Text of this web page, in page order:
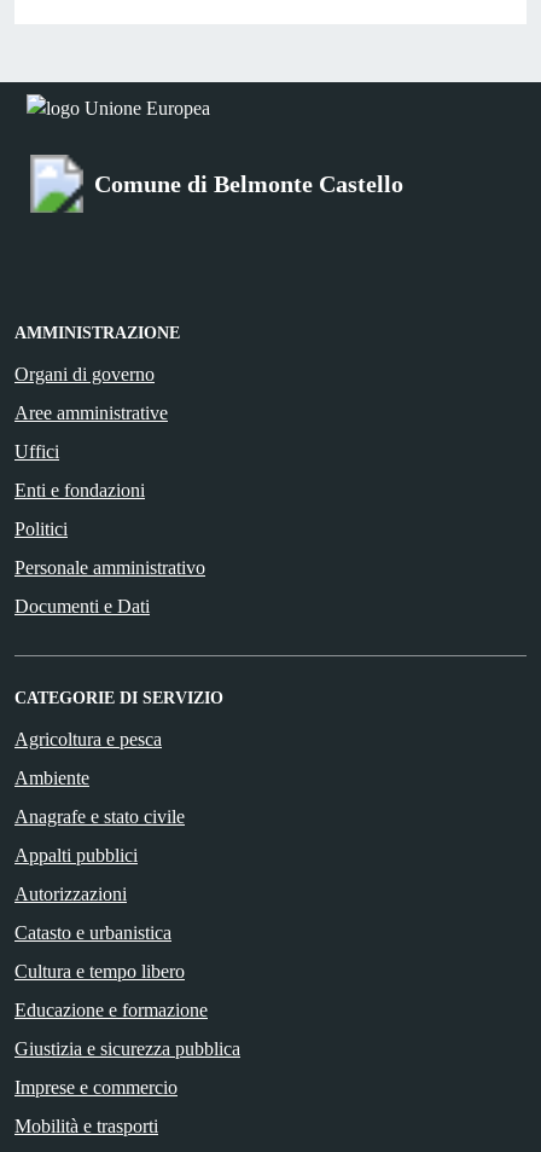
Comune di Belmonte Castello
AMMINISTRAZIONE
Organi di governo
Aree amministrative
Uffici
Enti e fondazioni
Politici
Personale amministrativo
Documenti e Dati
CATEGORIE DI SERVIZIO
Agricoltura e pesca
Ambiente
Anagrafe e stato civile
Appalti pubblici
Autorizzazioni
Catasto e urbanistica
Cultura e tempo libero
Educazione e formazione
Giustizia e sicurezza pubblica
Imprese e commercio
Mobilità e trasporti